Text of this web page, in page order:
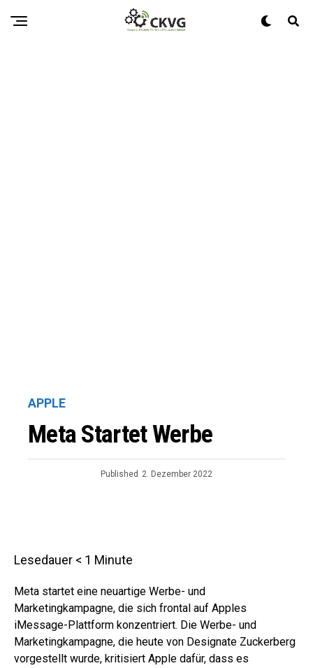
APPLE
Meta Startet Werbe
Published 2. Dezember 2022
Lesedauer < 1 Minute
Meta startet eine neuartige Werbe- und
Marketingkampagne, die sich frontal auf Apples
iMessage-Plattform konzentriert. Die Werbe- und
Marketingkampagne, die heute von Designate Zuckerberg
vorgestellt wurde, kritisiert Apple dafür, dass es